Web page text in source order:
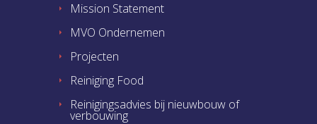
Mission Statement
MVO Ondernemen
Projecten
Reiniging Food
Reinigingsadvies bij nieuwbouw of
verbouwing